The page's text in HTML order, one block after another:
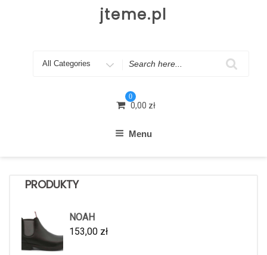
jteme.pl
Search
0
0,00 zł
Menu
PRODUKTY
NOAH
153,00 zł